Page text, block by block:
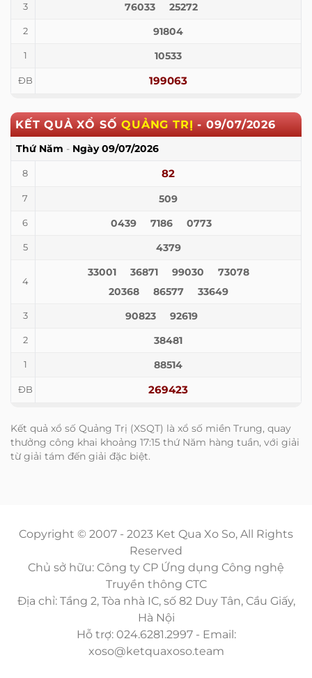
3 76033 25272
2 91804
1 10533
ĐB 199063
KẾT QUẢ XỔ SỐQUẢNG TRỊ - 09/07/2026
Thứ Năm - Ngày09/07/2026
8 82
7 509
6 0439 7186 0773
5 4379
4
33001 36871 99030
73078
20368
86577 33649
3 90823 92619
2 38481
1 88514
ĐB 269423
Kết quả xổ số Quảng Trị (XSQT) là xổ số miền Trung, quay
thưởng công khai khoảng 17:15 thứ Năm hàng tuần, với giải
từ giải tám đến giải đặc biệt.
Copyright © 2007 - 2023 Ket Qua Xo So, All Rights
Reserved
Chủ sở hữu: Công ty CP Ứng dụng Công nghệ
Truyền thông CTC
Địa chỉ: Tầng 2, Tòa nhà IC, số 82 Duy Tân, Cầu Giấy,
Hà Nội
Hỗ trợ: 024.6281.2997 - Email:
xoso@ketquaxoso.team